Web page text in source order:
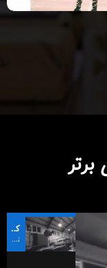
کیوان نجفی خالص
تمرینات کیوان نجفی